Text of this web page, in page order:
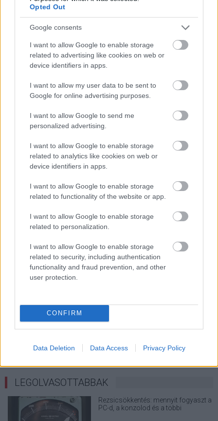
Opted Out
Google consents
I want to allow Google to enable storage
related to advertising like cookies on web or
device identifiers in apps.
I want to allow my user data to be sent to
Google for online advertising purposes.
I want to allow Google to send me
personalized advertising.
I want to allow Google to enable storage
related to analytics like cookies on web or
device identifiers in apps.
I want to allow Google to enable storage
related to functionality of the website or app.
I want to allow Google to enable storage
related to personalization.
I want to allow Google to enable storage
related to security, including authentication
functionality and fraud prevention, and other
user protection.
CONFIRM
Data Deletion Data Access Privacy Policy
LEGOLVASOTTABBAK
Rezsicsökkentés: mennyit fogyaszt a
PC-d, a konzolod és a többi